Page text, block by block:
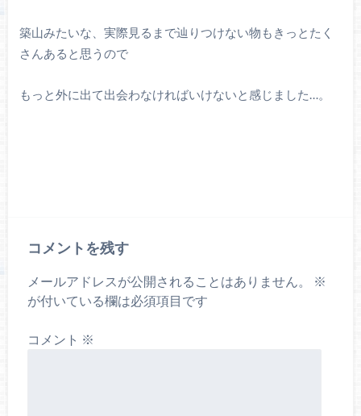
築山みたいな、実際見るまで辿りつけない物もきっとたく
さんあると思うので
もっと外に出て出会わなければいけないと感じました…。
コメントを残す
メールアドレスが公開されることはありません。
※
が付いている欄は必須項目です
コメント ※